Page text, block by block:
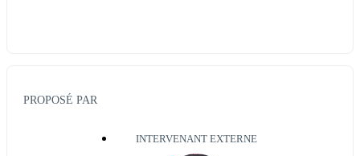
PROPOSÉ PAR
INTERVENANT EXTERNE